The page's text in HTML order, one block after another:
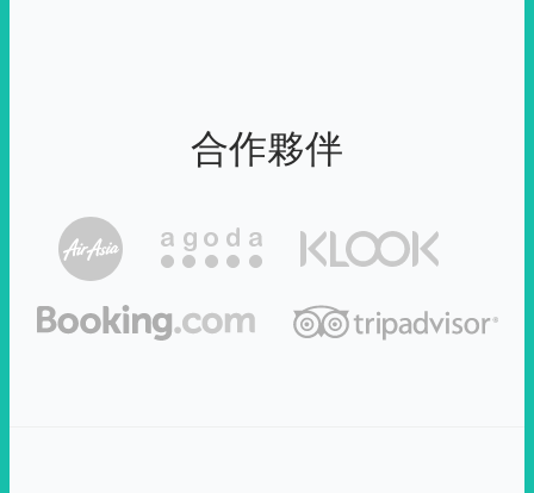
合作夥伴